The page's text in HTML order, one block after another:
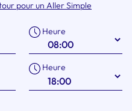
pour un Aller Simple
Heure
Heure